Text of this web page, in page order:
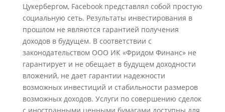
Цукербергом, Facebook представлял собой простую
социальную сеть. Результаты инвестирования в
прошлом не являются гарантией получения
доходов в будущем. В соответствии с
законодательством ООО ИК «Фридом Финанс» не
гарантирует и не обещает в будущем доходности
вложений, не дает гарантии надежности
возможных инвестиций и стабильности размеров
возможных доходов. Услуги по совершению сделок